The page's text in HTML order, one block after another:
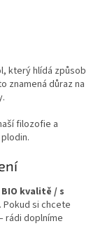
který hlídá způsob
znamená důraz na
filozofie a
BIO kvalitě / s
si chcete
rádi doplníme